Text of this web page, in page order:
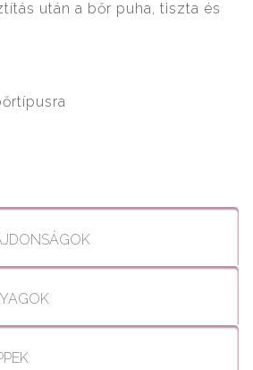
után a bőr puha, tiszta és